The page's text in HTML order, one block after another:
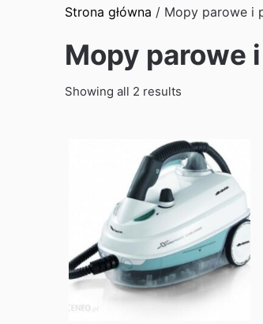
Strona główna / Mopy parowe i
Mopy parowe
Showing all 2 results